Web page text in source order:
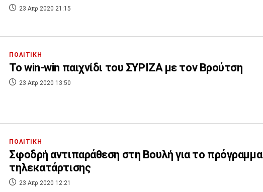
23 Απρ 2020 21:15
ΠΟΛΙΤΙΚΗ
To win-win παιχνίδι του ΣΥΡΙΖΑ με τον Βρούτση
23 Απρ 2020 13:50
ΠΟΛΙΤΙΚΗ
Σφοδρή αντιπαράθεση στη Βουλή για το πρόγραμμα
τηλεκατάρτισης
23 Απρ 2020 12:21